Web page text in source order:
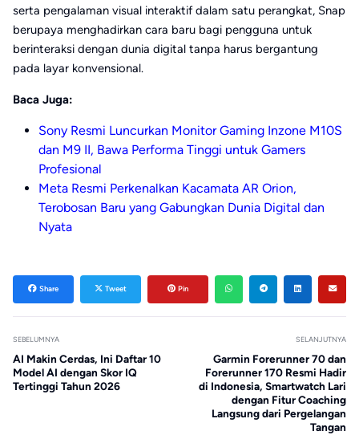
serta pengalaman visual interaktif dalam satu perangkat, Snap
berupaya menghadirkan cara baru bagi pengguna untuk
berinteraksi dengan dunia digital tanpa harus bergantung
pada layar konvensional.
Baca Juga:
Sony Resmi Luncurkan Monitor Gaming Inzone M10S
dan M9 II, Bawa Performa Tinggi untuk Gamers
Profesional
Meta Resmi Perkenalkan Kacamata AR Orion,
Terobosan Baru yang Gabungkan Dunia Digital dan
Nyata
Share Tweet Pin
SEBELUMNYA
AI Makin Cerdas, Ini Daftar 10
Model AI dengan Skor IQ
Tertinggi Tahun 2026
SELANJUTNYA
Garmin Forerunner 70 dan
Forerunner 170 Resmi Hadir
di Indonesia, Smartwatch Lari
dengan Fitur Coaching
Langsung dari Pergelangan
Tangan